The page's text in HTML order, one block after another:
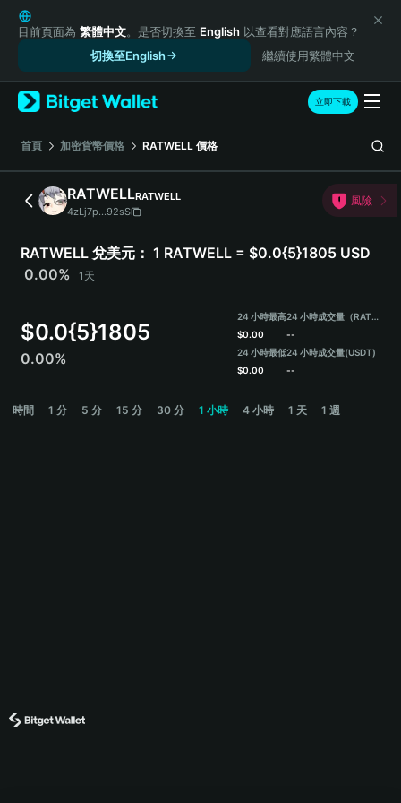
English
日本語
Русский
Español (Latinoamérica)
Türkçe
Italiano
Deutsch
简体中文
繁體中文
Português (Portugal)
Bahasa Indonesia
Español
目前頁面為 繁體中文。是否切換至 English 以查看對應語言內容？
切換至English
繼續使用繁體中文
立即下載
首頁 加密貨幣價格 RATWELL 價格
RATWELLRATWELL
4zLj7p...92sS
風險
RATWELL 兌美元： 1 RATWELL = $0.0{5}1805 USD
0.00%
1天
$0.0{5}1805
0.00%
24 小時最高
$0.00
24 小時最低
$0.00
24 小時成交量（RATWELL）
--
24 小時成交量(USDT)
--
時間 1 分 5 分 15 分 30 分 1 小時 4 小時 1 天 1 週